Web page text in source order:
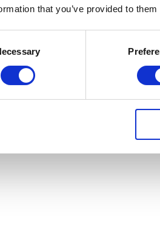
that you’ve provided to
website in deze browser